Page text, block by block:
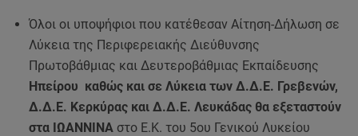
Όλοι οι υποψήφιοι που κατέθεσαν Αίτηση-Δήλωση σε
Λύκεια της Περιφερειακής Διεύθυνσης
Πρωτοβάθμιας και Δευτεροβάθμιας Εκπαίδευσης
Ηπείρου καθώς και σε Λύκεια των Δ.Δ.Ε. Γρεβενών,
Δ.Δ.Ε. Κερκύρας και Δ.Δ.Ε. Λευκάδας θα εξεταστούν
στα ΙΩΑΝΝΙΝΑ στο Ε.Κ. του 5ου Γενικού Λυκείου